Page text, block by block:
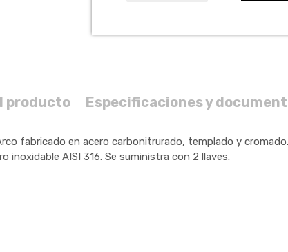
producto Especificaciones y
fabricado en acero carbonitrurado, templado y
inoxidable AISI 316. Se suministra con 2 llaves.